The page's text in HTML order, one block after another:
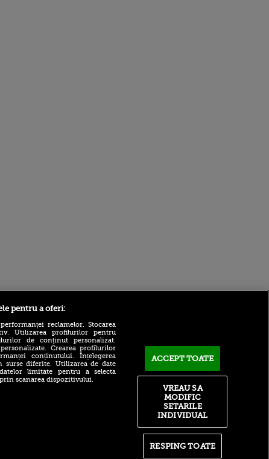
Sport.ro
Bogdan Lobonț și Robert
spune «nu» unei echipe din
pe urmele lui Darius Olaru
pentru a oferi:
reclamelor. Stocarea
Utilizarea profilurilor pentru
de conținut personalizat.
Crearea profilurilor
conținutului. Înțelegerea
diferite. Utilizarea de date
limitate pentru a selecta
scanarea dispozitivului.
ACCEPT TOATE
RESPING TOATE
VREAU SA
MODIFIC
SETARILE
INDIVIDUAL